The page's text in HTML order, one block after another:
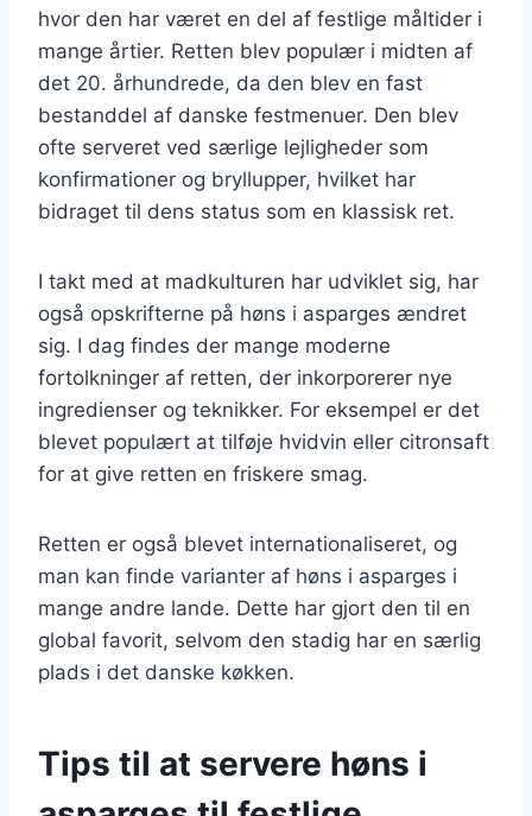
hvor den har været en del af festlige måltider i
mange årtier. Retten blev populær i midten af
det 20. århundrede, da den blev en fast
bestanddel af danske festmenuer. Den blev
ofte serveret ved særlige lejligheder som
konfirmationer og bryllupper, hvilket har
bidraget til dens status som en klassisk ret.
I takt med at madkulturen har udviklet sig, har
også opskrifterne på høns i asparges ændret
sig. I dag findes der mange moderne
fortolkninger af retten, der inkorporerer nye
ingredienser og teknikker. For eksempel er det
blevet populært at tilføje hvidvin eller citronsaft
for at give retten en friskere smag.
Retten er også blevet internationaliseret, og
man kan finde varianter af høns i asparges i
mange andre lande. Dette har gjort den til en
global favorit, selvom den stadig har en særlig
plads i det danske køkken.
Tips til at servere høns i